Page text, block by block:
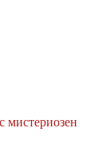
мистериозен